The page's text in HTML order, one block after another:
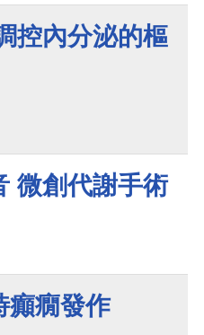
控內分泌的樞
微創代謝手術
癲癇發作